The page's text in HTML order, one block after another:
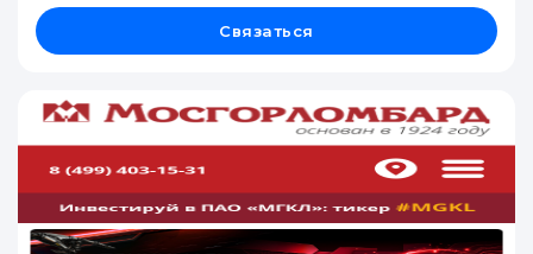
Связаться